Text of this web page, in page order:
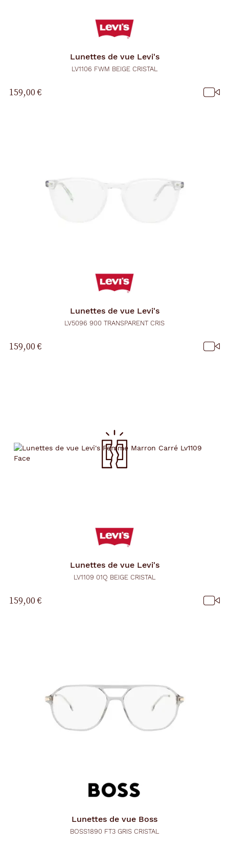
Lunettes de vue Levi's
LV1106 FWM BEIGE CRISTAL
159,00 €
Lunettes de vue Levi's
LV5096 900 TRANSPARENT CRIS
159,00 €
Lunettes de vue Levi's
LV1109 01Q BEIGE CRISTAL
159,00 €
Lunettes de vue Boss
BOSS1890 FT3 GRIS CRISTAL